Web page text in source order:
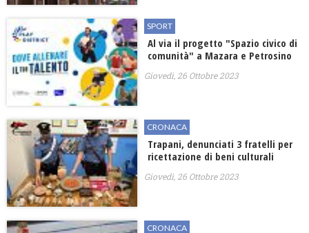
SPORT
Al via il progetto "Spazio civico di
comunità" a Mazara e Petrosino
Giovedì, 26 Ottobre 2023
CRONACA
Trapani, denunciati 3 fratelli per
ricettazione di beni culturali
Giovedì, 26 Ottobre 2023
CRONACA